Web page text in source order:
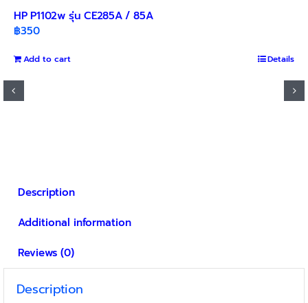
HP P1102w รุ่น CE285A / 85A
฿350
Add to cart Details
Description
Additional information
Reviews (0)
Description